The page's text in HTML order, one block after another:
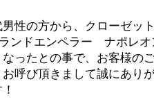
性の方から、クローゼッ
ランドエンペラー ナポ
ったとの事で、お客様の
呼び頂きまして誠にあり